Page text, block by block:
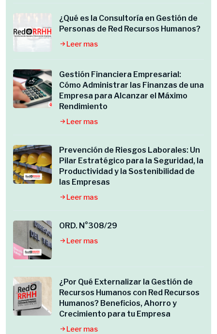
¿Qué es la Consultoría en Gestión de
Personas de Red Recursos Humanos?
Leer mas
Gestión Financiera Empresarial:
Cómo Administrar las Finanzas de una
Empresa para Alcanzar el Máximo
Rendimiento
Leer mas
Prevención de Riesgos Laborales: Un
Pilar Estratégico para la Seguridad, la
Productividad y la Sostenibilidad de
las Empresas
Leer mas
ORD. N°308/29
Leer mas
¿Por Qué Externalizar la Gestión de
Recursos Humanos con Red Recursos
Humanos? Beneficios, Ahorro y
Crecimiento para tu Empresa
Leer mas